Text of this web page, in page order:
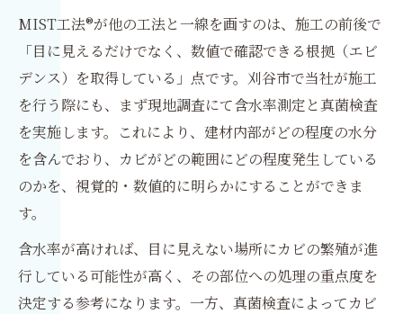
MIST工法®が他の工法と一線を画すのは、施工の前後で
「目に見えるだけでなく、数値で確認できる根拠（エビ
デンス）を取得している」点です。刈谷市で当社が施工
を行う際にも、まず現地調査にて含水率測定と真菌検査
を実施します。これにより、建材内部がどの程度の水分
を含んでおり、カビがどの範囲にどの程度発生している
のかを、視覚的・数値的に明らかにすることができま
す。
含水率が高ければ、目に見えない場所にカビの繁殖が進
行している可能性が高く、その部位への処理の重点度を
決定する参考になります。一方、真菌検査によってカビ